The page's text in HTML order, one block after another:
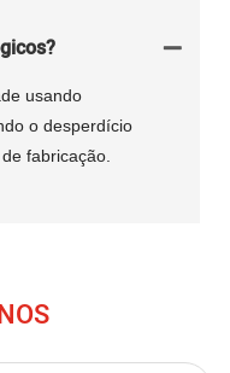
usando
o desperdício
fabricação.